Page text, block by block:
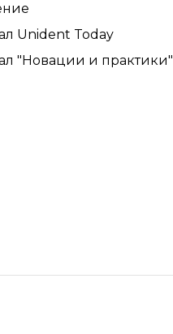
Unident Today
"Новации и практики"